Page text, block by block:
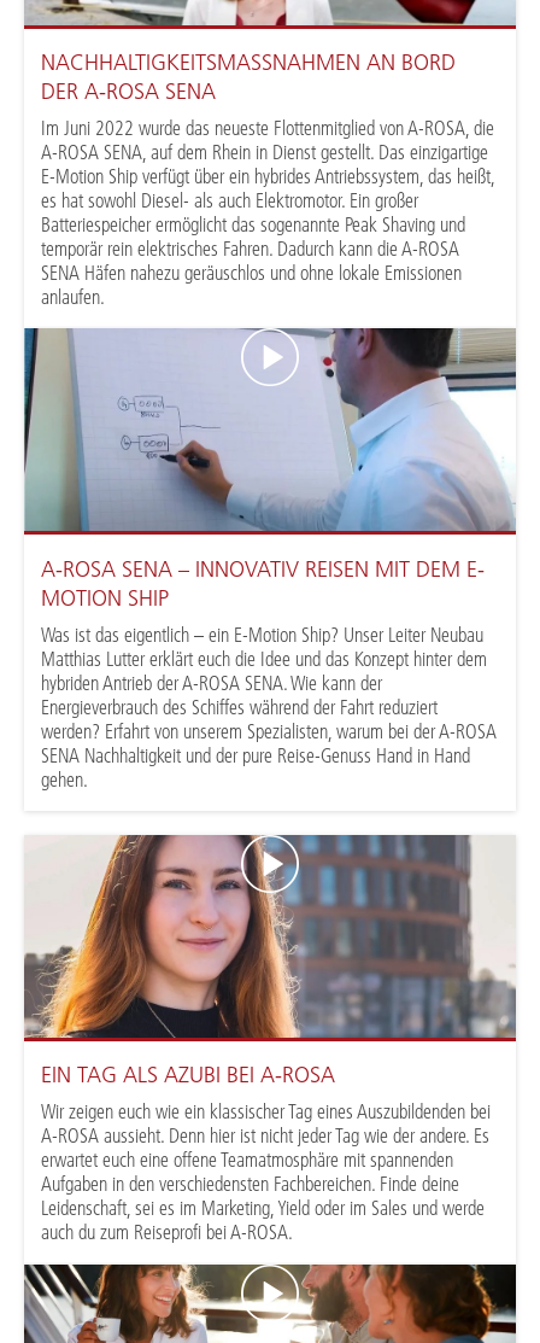
NACHHALTIGKEITSMASSNAHMEN AN BORD D
ER A-ROSA SENA
Im Juni 2022 wurde das neueste Flottenmitglied von A-ROSA, die
A-ROSA SENA, auf dem Rhein in Dienst gestellt. Das einzigartige
E-Motion Ship verfügt über ein hybrides Antriebssystem, das heißt,
es hat sowohl Diesel- als auch Elektromotor. Ein großer
Batteriespeicher ermöglicht das sogenannte Peak Shaving und
temporär rein elektrisches Fahren. Dadurch kann die A-ROSA
SENA Häfen nahezu geräuschlos und ohne lokale Emissionen
anlaufen.
A-ROSA SENA – INNOVATIV REISEN MIT DEM E-
MOTION SHIP
Was ist das eigentlich – ein E-Motion Ship? Unser Leiter Neubau
Matthias Lutter erklärt euch die Idee und das Konzept hinter dem
hybriden Antrieb der A-ROSA SENA. Wie kann der
Energieverbrauch des Schiffes während der Fahrt reduziert
werden? Erfahrt von unserem Spezialisten, warum bei der A-ROSA
SENA Nachhaltigkeit und der pure Reise-Genuss Hand in Hand
gehen.
EIN TAG ALS AZUBI BEI A-ROSA
Wir zeigen euch wie ein klassischer Tag eines Auszubildenden bei
A-ROSA aussieht. Denn hier ist nicht jeder Tag wie der andere. Es
erwartet euch eine offene Teamatmosphäre mit spannenden
Aufgaben in den verschiedensten Fachbereichen. Finde deine
Leidenschaft, sei es im Marketing, Yield oder im Sales und werde
auch du zum Reiseprofi bei A-ROSA.